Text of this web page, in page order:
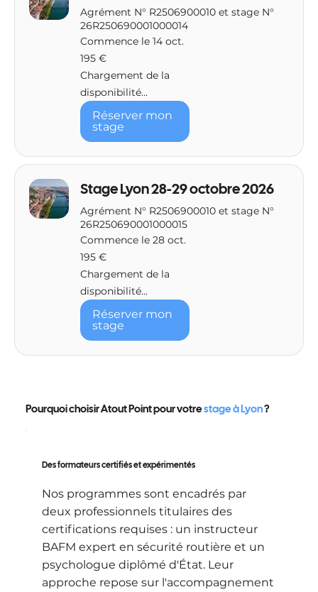
Agrément N° R2506900010 et stage N°
26R250690001000014
Commence le 14 oct.
195
euros
195 €
Chargement de la
disponibilité...
Réserver mon
stage
Stage Lyon 28-29 octobre 2026
Agrément N° R2506900010 et stage N°
26R250690001000015
Commence le 28 oct.
195
euros
195 €
Chargement de la
disponibilité...
Réserver mon
stage
Pourquoi choisir Atout Point pour votrestage à Lyon?
Des formateurs certifiés et expérimentés
Nos programmes sont encadrés par
deux professionnels titulaires des
certifications requises : un instructeur
BAFM expert en sécurité routière et un
psychologue diplômé d'État. Leur
approche repose sur l'accompagnement